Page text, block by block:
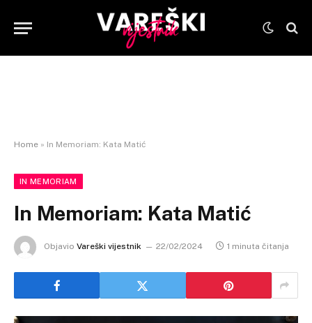
Home » In Memoriam: Kata Matić
IN MEMORIAM
In Memoriam: Kata Matić
Objavio Vareški vijestnik 22/02/2024 1 minuta čitanja